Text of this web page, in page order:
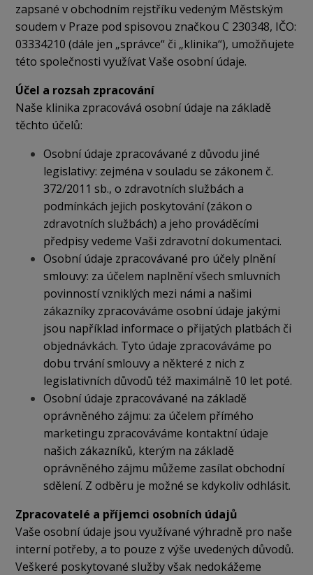
zapsané v obchodním rejstříku vedeným Městským
soudem v Praze pod spisovou značkou C 230348, IČO:
03334210 (dále jen „správce“ či „klinika“), umožňujete
této společnosti využívat Vaše osobní údaje.
Účel a rozsah zpracování
Naše klinika zpracovává osobní údaje na základě
těchto účelů:
Osobní údaje zpracovávané z důvodu jiné
legislativy: zejména v souladu se zákonem č.
372/2011 sb., o zdravotních službách a
podmínkách jejich poskytování (zákon o
zdravotních službách) a jeho prováděcími
předpisy vedeme Vaši zdravotní dokumentaci.
Osobní údaje zpracovávané pro účely plnění
smlouvy: za účelem naplnění všech smluvních
povinností vzniklých mezi námi a našimi
zákazníky zpracováváme osobní údaje jakými
jsou například informace o přijatých platbách či
objednávkách. Tyto údaje zpracováváme po
dobu trvání smlouvy a některé z nich z
legislativních důvodů též maximálně 10 let poté.
Osobní údaje zpracovávané na základě
oprávněného zájmu: za účelem přímého
marketingu zpracováváme kontaktní údaje
našich zákazníků, kterým na základě
oprávněného zájmu můžeme zasílat obchodní
sdělení. Z odběru je možné se kdykoliv odhlásit.
Zpracovatelé a příjemci osobních údajů
Vaše osobní údaje jsou využívané výhradně pro naše
interní potřeby, a to pouze z výše uvedených důvodů.
Veškeré poskytované služby však nedokážeme